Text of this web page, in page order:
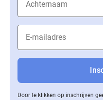
Door te klikken op inschrijven